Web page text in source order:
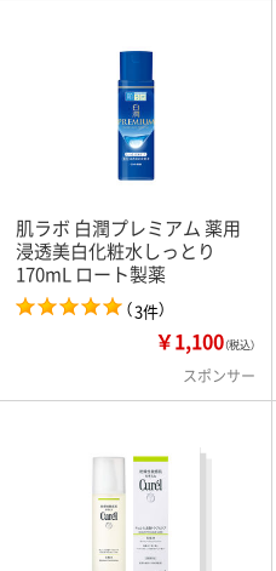
肌ラボ 白潤プレミアム 薬用
浸透美白化粧水しっとり
170mL ロート製薬
（3件）
￥1,100（税込）
スポンサー